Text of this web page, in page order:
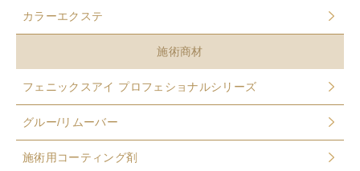
カラーエクステ
施術商材
フェニックスアイ プロフェショナルシリーズ
グルー/リムーバー
施術用コーティング剤